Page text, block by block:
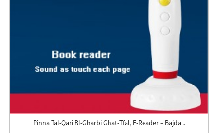
Pinna Tal-Qari Bl-Għarbi Għat-Tfal, E-Reader – Bajda...